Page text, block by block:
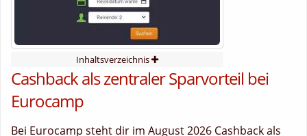
Inhaltsverzeichnis
Cashback als zentraler Sparvorteil bei
Eurocamp
Bei Eurocamp steht dir im August 2026 Cashback als